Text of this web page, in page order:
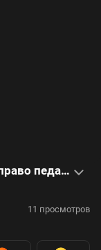
Учитель-блогер — о том, имеет ли право педагог вести соцсети и какой контент может выкладывать. Видео
11 просмотров